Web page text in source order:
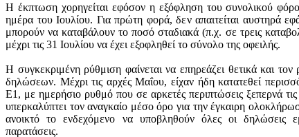
Η έκπτωση χορηγείται εφόσον η εξόφληση του συνολικού
ημέρα του Ιουλίου. Για πρώτη φορά, δεν απαιτείται αυστηρά
μπορούν να καταβάλουν το ποσό σταδιακά (π.χ. σε τρεις
μέχρι τις 31 Ιουλίου να έχει εξοφληθεί το σύνολο της οφειλής.
Η συγκεκριμένη ρύθμιση φαίνεται να επηρεάζει θετικά και
δηλώσεων. Μέχρι τις αρχές Μαΐου, είχαν ήδη κατατεθεί
Ε1, με ημερήσιο ρυθμό που σε αρκετές περιπτώσεις ξεπερνά
υπερκαλύπτει τον αναγκαίο μέσο όρο για την έγκαιρη
ανοικτό το ενδεχόμενο να υποβληθούν όλες οι δηλώσεις
παρατάσεις.